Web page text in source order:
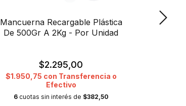
Mancuerna Recargable Plástica
De 500Gr A 2Kg - Por Unidad
$2.295,00
$1.950,75 con Transferencia o
Efectivo
6 cuotas sin interés de $382,50
De 30